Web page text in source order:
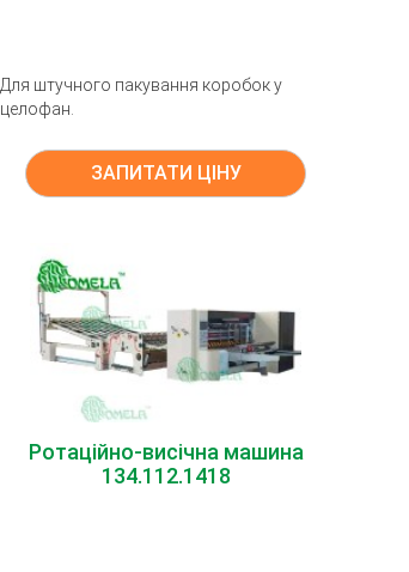
Для штучного пакування коробок у
целофан.
ЗАПИТАТИ ЦІНУ
Ротаційно-висічна машина
134.112.1418